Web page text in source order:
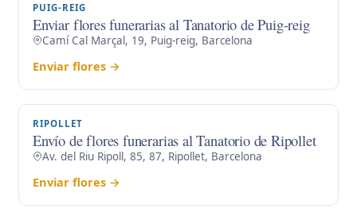
PUIG-REIG
Enviar flores funerarias al Tanatorio de Puig-reig
Camí Cal Marçal, 19, Puig-reig, Barcelona
Enviar flores →
RIPOLLET
Envío de flores funerarias al Tanatorio de Ripollet
Av. del Riu Ripoll, 85, 87, Ripollet, Barcelona
Enviar flores →